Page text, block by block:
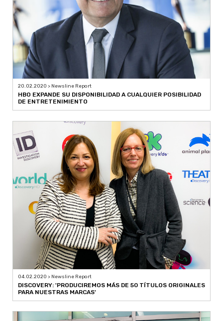
20.02.2020 > Newsline Report
HBO EXPANDE SU DISPONIBILIDAD A CUALQUIER POSIBILIDAD
DE ENTRETENIMIENTO
04.02.2020 > Newsline Report
DISCOVERY: 'PRODUCIREMOS MÁS DE 50 TÍTULOS ORIGINALES
PARA NUESTRAS MARCAS'